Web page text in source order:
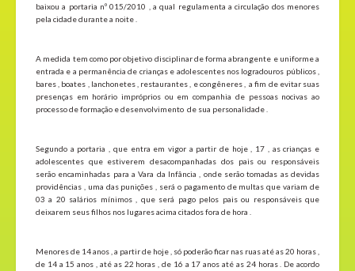
baixou a portaria nº 015/2010 , a qual regulamenta a circulação dos menores
pela cidade durante a noite .
A medida tem como por objetivo disciplinar de forma abrangente e uniforme a
entrada e a permanência de crianças e adolescentes nos logradouros públicos ,
bares , boates , lanchonetes , restaurantes , e congêneres , a fim de evitar suas
presenças em horário impróprios ou em companhia de pessoas nocivas ao
processo de formação e desenvolvimento de sua personalidade .
Segundo a portaria , que entra em vigor a partir de hoje , 17 , as crianças e
adolescentes que estiverem desacompanhadas dos pais ou responsáveis
serão encaminhadas para a Vara da Infância , onde serão tomadas as devidas
providências , uma das punições , será o pagamento de multas que variam de
03 a 20 salários mínimos , que será pago pelos pais ou responsáveis que
deixarem seus filhos nos lugares acima citados fora de hora .
Menores de 14 anos , a partir de hoje , só poderão ficar nas ruas até as 20 horas ,
de 14 a 15 anos , até as 22 horas , de 16 a 17 anos até as 24 horas . De acordo